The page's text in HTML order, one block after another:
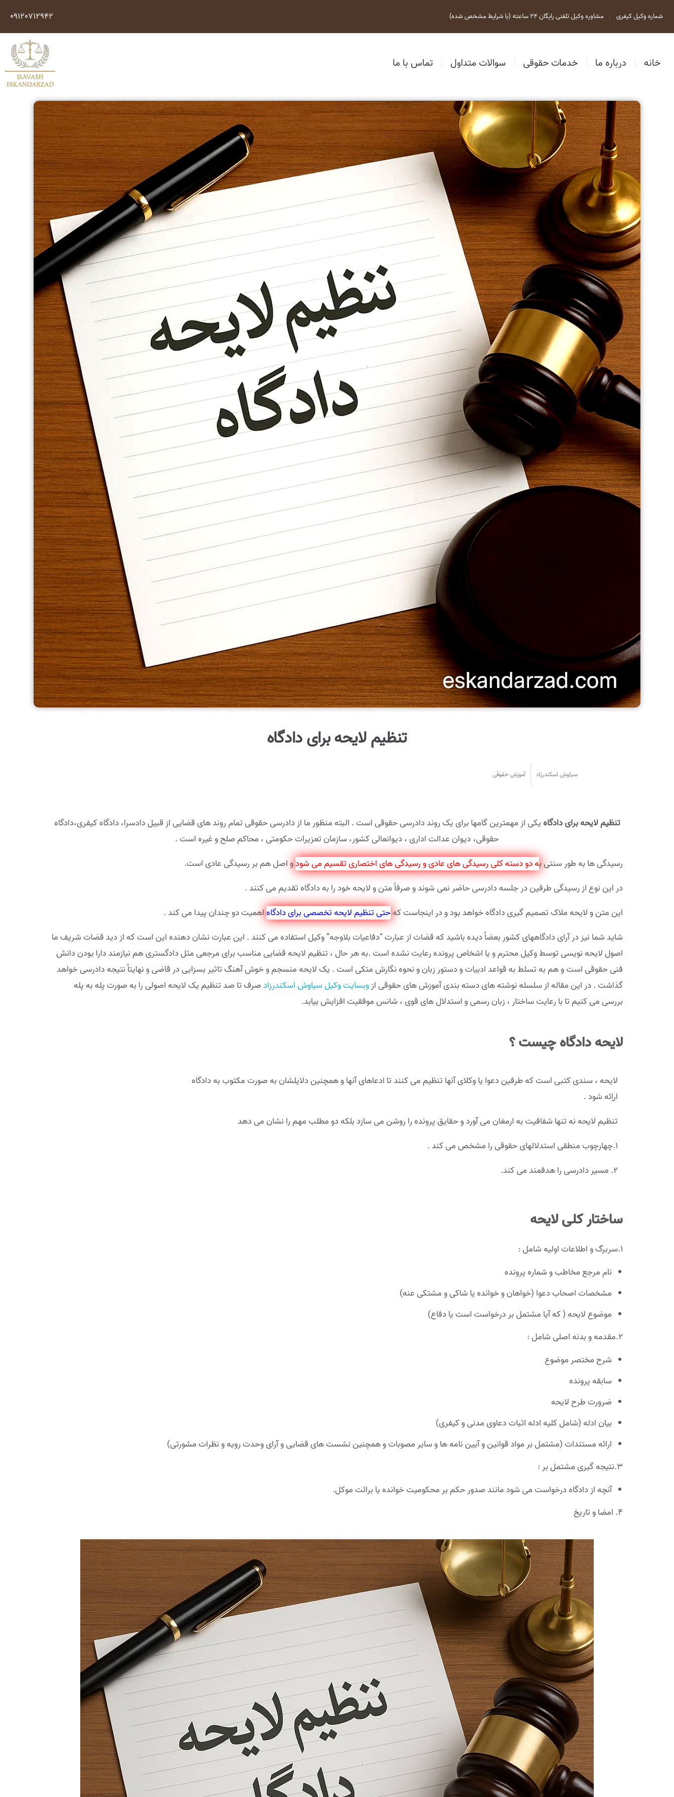
شماره وکیل کیفری مشاوره وکیل تلفنی رایگان 24 ساعته (با شرایط مشخص شده) 09120712942
خانه درباره ما خدمات حقوقی سوالات متداول تماس با ما
تنظیم لایحه برای دادگاه
سیاوش اسکندرزاد آموزش حقوقی
تنظیم لایحه برای دادگاه یکی از مهمترین گامها برای یک روند دادرسی حقوقی است . البته منظور ما از دادرسی حقوقی تمام روند های قضایی از قبیل دادسرا، دادگاه کیفری،دادگاه
حقوقی، دیوان عدالت اداری ، دیوانعالی کشور، سازمان تعزیرات حکومتی ، محاکم صلح و غیره است .
رسیدگی ها به طور سنتی به دو دسته کلی رسیدگی های عادی و رسیدگی های اختصاری تقسیم می شودو اصل هم بر رسیدگی عادی است.
در این نوع از رسیدگی طرفین در جلسه دادرسی حاضر نمی شوند و صرفاً متن و لایحه خود را به دادگاه تقدیم می کنند .
این متن و لایحه ملاک تصمیم گیری دادگاه خواهد بود و در اینجاست کهحتی تنظیم لایحه تخصصی برای دادگاهاهمیت دو چندان پیدا می کند .
شاید شما نیز در آرای دادگاههای کشور بعضاً دیده باشید که قضات از عبارت “دفاعیات بلاوجه” وکیل استفاده می کنند . این عبارت نشان دهنده این است که از دید قضات شریف ما
اصول لایحه نویسی توسط وکیل محترم و یا اشخاص پرونده رعایت نشده است .به هر حال ، تنظیم لایحه قضایی مناسب برای مرجعی مثل دادگستری هم نیازمند دارا بودن دانش
فنی حقوقی است و هم به تسلط به قواعد ادبیات و دستور زبان و نحوه نگارش متکی است . یک لایحه منسجم و خوش آهنگ تاثیر بسزایی در قاضی و نهایتاً نتیجه دادرسی خواهد
گذاشت . در این مقاله از سلسله نوشته های دسته بندی آموزش های حقوقی ازوبسایت وکیل سیاوش اسکندرزادصرف تا صد تنظیم یک لایحه اصولی را به صورت پله به پله
بررسی می کنیم تا با رعایت ساختار ، زبان رسمی و استدلال های قوی ، شانس موفقیت افزایش بیابد.
لایحه دادگاه چیست ؟
لایحه ، سندی کتبی است که طرفین دعوا یا وکلای آنها تنظیم می کنند تا ادعاهای آنها و همچنین دلایلشان به صورت مکتوب به دادگاه
اراِئه شود .
تنظیم لایحه نه تنها شفافیت به ارمغان می آورد و حقایق پرونده را روشن می سازد بلکه دو مطلب مهم را نشان می دهد
1.چهارچوب منطقی استدلالهای حقوقی را مشخص می کند .
2. مسیر دادرسی را هدفمند می کند.
ساختار کلی لایحه
1.سربرگ و اطلاعات اولیه شامل :
نام مرجع مخاطب و شماره پرونده
مشخصات اصحاب دعوا (خواهان و خوانده یا شاکی و مشتکی عنه)
موضوع لایحه ( که آیا مشتمل بر درخواست است یا دفاع)
2.مقدمه و بدنه اصلی شامل :
شرح مختصر موضوع
سابقه پرونده
ضرورت طرح لایحه
بیان ادله (شامل کلیه ادله اثبات دعاوی مدنی و کیفری)
ارائه مستندات (مشتمل بر مواد قوانین و آیین نامه ها و سایر مصوبات و همچنین نشست های قضایی و آرای وحدت رویه و نظرات مشورتی)
3.نتیجه گیری مشتمل بر :
آنچه از دادگاه درخواست می شود مانند صدور حکم بر محکومیت خوانده یا برائت موکل.
4. امضا و تاریخ